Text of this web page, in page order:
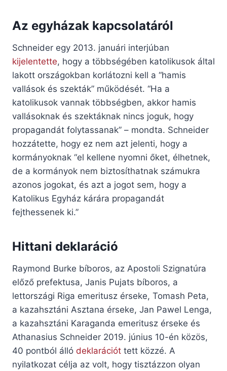
Az egyházak kapcsolatáról
Schneider egy 2013. januári interjúban
kijelentette, hogy a többségében katolikusok által
lakott országokban korlátozni kell a “hamis
vallások és szekták” működését. “Ha a
katolikusok vannak többségben, akkor hamis
vallásoknak és szektáknak nincs joguk, hogy
propagandát folytassanak” – mondta. Schneider
hozzátette, hogy ez nem azt jelenti, hogy a
kormányoknak “el kellene nyomni őket, élhetnek,
de a kormányok nem biztosíthatnak számukra
azonos jogokat, és azt a jogot sem, hogy a
Katolikus Egyház kárára propagandát
fejthessenek ki.”
Hittani deklaráció
Raymond Burke bíboros, az Apostoli Szignatúra
előző prefektusa, Janis Pujats bíboros, a
lettországi Riga emeritusz érseke, Tomash Peta,
a kazahsztáni Asztana érseke, Jan Pawel Lenga,
a kazahsztáni Karaganda emeritusz érseke és
Athanasius Schneider 2019. június 10-én közös,
40 pontból álló deklarációt tett közzé. A
nyilatkozat célja az volt, hogy tisztázzon olyan